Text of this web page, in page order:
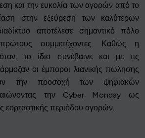
και την ευκολία των αγορών από το
στην εξεύρεση των καλύτερων
αποτέλεσε σημαντικό πόλο
συμμετέχοντες. Καθώς η
το ίδιο συνέβαινε και με τις
οι έμποροι λιανικής πώλησης
την προσοχή των ψηφιακών
την Cyber Monday ως
εορταστικής περιόδου αγορών.